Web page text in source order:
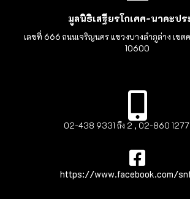
มูลนิธิเสฐียรโกเศศ-นาคะป
เลขที่ 666 ถนนเจริญนคร แขวงบางลำภูล่าง เขต
10600
02-438 9331 ถึง 2 , 02-860 1277
https://www.facebook.com/